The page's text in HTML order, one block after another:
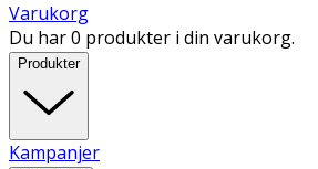
Varukorg
Du har 0 produkter i din varukorg.
Produkter
Kampanjer